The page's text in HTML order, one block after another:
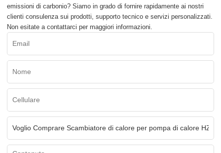
emissioni di carbonio? Siamo in grado di fornire rapidamente ai nostri
clienti consulenza sui prodotti, supporto tecnico e servizi personalizzati.
Non esitate a contattarci per maggiori informazioni.